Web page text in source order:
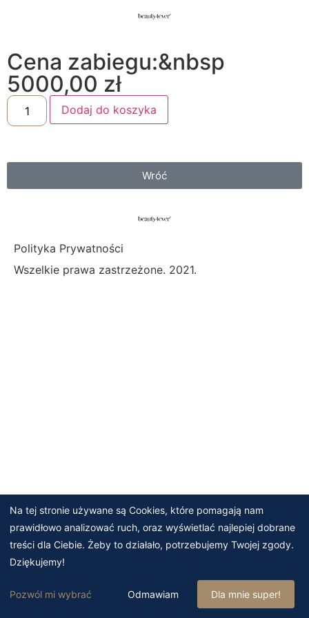
Cena zabiegu:&nbsp
5000,00 zł
Dodaj do koszyka
Wróć
Polityka Prywatności
Wszelkie prawa zastrzeżone. 2021.
Na tej stronie używane są Cookies, które pomagają nam
prawidłowo analizować ruch, oraz wyświetlać najlepiej dobrane
treści dla Ciebie. Żeby to działało, potrzebujemy Twojej zgody.
Dziękujemy!
Pozwól mi wybrać Odmawiam Dla mnie super!